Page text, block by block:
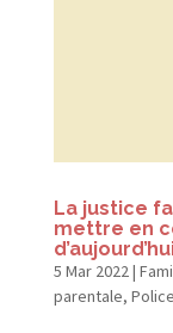
La justice
mettre en
5 Mar 2022|
parentale,